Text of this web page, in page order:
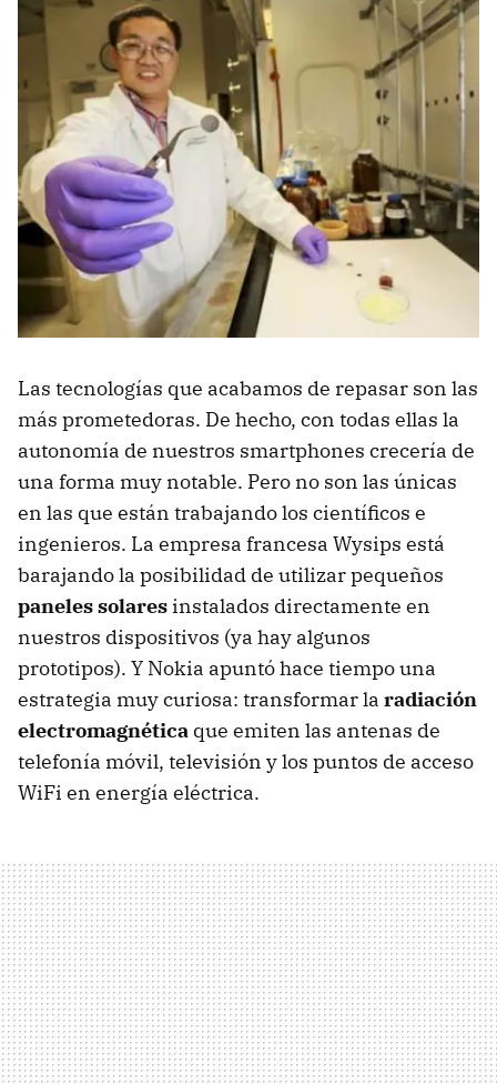
Las tecnologías que acabamos de repasar son las
más prometedoras. De hecho, con todas ellas la
autonomía de nuestros smartphones crecería de
una forma muy notable. Pero no son las únicas
en las que están trabajando los científicos e
ingenieros. La empresa francesa Wysips está
barajando la posibilidad de utilizar pequeños
paneles solares instalados directamente en
nuestros dispositivos (ya hay algunos
prototipos). Y Nokia apuntó hace tiempo una
estrategia muy curiosa: transformar la radiación
electromagnética que emiten las antenas de
telefonía móvil, televisión y los puntos de acceso
WiFi en energía eléctrica.